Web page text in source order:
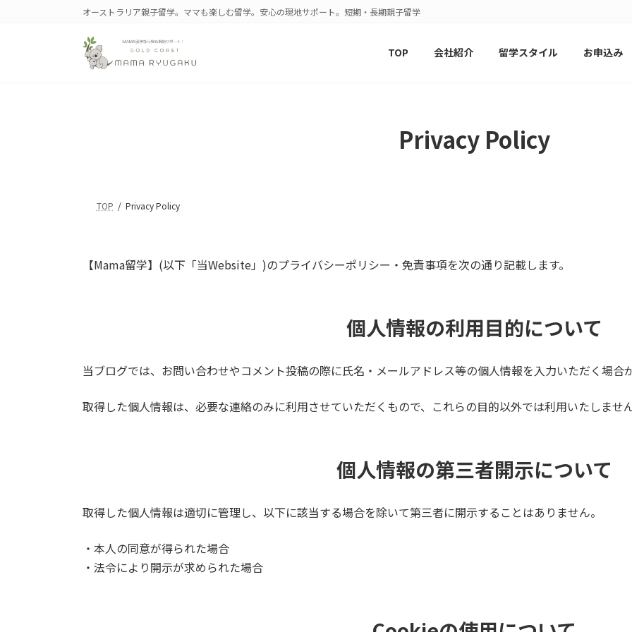
オーストラリア親子留学。ママも楽しむ留学。安心の現地サポート。短期・長期親子留学
TOP 会社紹介 留学スタイル お申込み
Privacy Policy
TOP Privacy Policy
【Mama留学】(以下「当Website」)のプライバシーポリシー・免責事項を次の通り記載します。
個人情報の利用目的について
当ブログでは、お問い合わせやコメント投稿の際に氏名・メールアドレス等の個人情報を入力いただく場合が
取得した個人情報は、必要な連絡のみに利用させていただくもので、これらの目的以外では利用いたしません
個人情報の第三者開示について
取得した個人情報は適切に管理し、以下に該当する場合を除いて第三者に開示することはありません。
・本人の同意が得られた場合
・法令により開示が求められた場合